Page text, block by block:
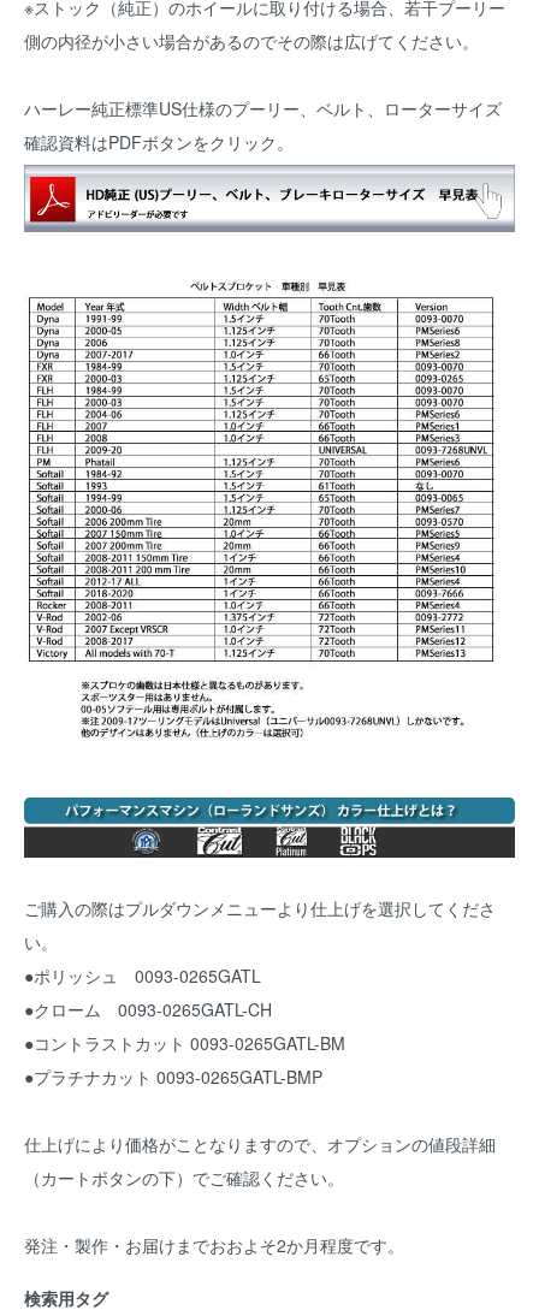
※ストック（純正）のホイールに取り付ける場合、若干プーリー
側の内径が小さい場合があるのでその際は広げてください。
ハーレー純正標準US仕様のプーリー、ベルト、ローターサイズ
確認資料はPDFボタンをクリック。
ご購入の際はプルダウンメニューより仕上げを選択してくださ
い。
●ポリッシュ 0093-0265GATL
●クローム 0093-0265GATL-CH
●コントラストカット 0093-0265GATL-BM
●プラチナカット 0093-0265GATL-BMP
仕上げにより価格がことなりますので、オプションの値段詳細
（カートボタンの下）でご確認ください。
発注・製作・お届けまでおおよそ2か月程度です。
検索用タグ